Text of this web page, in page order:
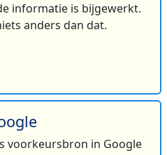
informatie is bijgewerkt.
anders dan dat.
voorkeursbron in Google